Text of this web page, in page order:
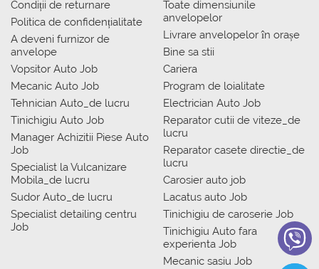
Condiții de returnare
Politica de confidențialitate
A deveni furnizor de
anvelope
Vopsitor Auto Job
Mecanic Auto Job
Tehnician Auto_de lucru
Tinichigiu Auto Job
Manager Achizitii Piese Auto
Job
Specialist la Vulcanizare
Mobila_de lucru
Sudor Auto_de lucru
Specialist detailing centru
Job
Toate dimensiunile
anvelopelor
Livrare anvelopelor în orașe
Bine sa stii
Cariera
Program de loialitate
Electrician Auto Job
Reparator cutii de viteze_de
lucru
Reparator casete directie_de
lucru
Carosier auto job
Lacatus auto Job
Tinichigiu de caroserie Job
Tinichigiu Auto fara
experienta Job
Mecanic sasiu Job